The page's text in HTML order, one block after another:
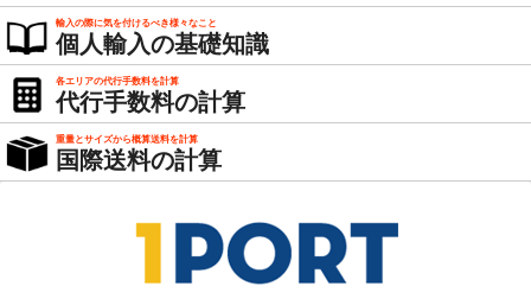
輸入の際に気を付けるべき様々なこと
個人輸入の基礎知識
各エリアの代行手数料を計算
代行手数料の計算
重量とサイズから概算送料を計算
国際送料の計算